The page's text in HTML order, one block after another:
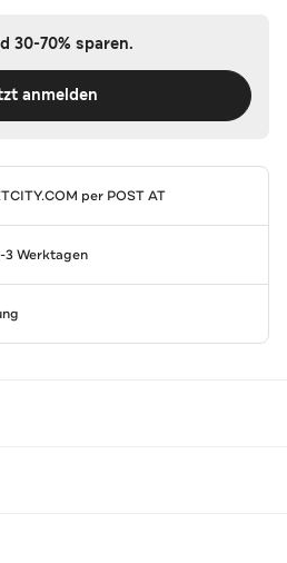
30-70% sparen.
anmelden
per POST AT
3 Werktagen